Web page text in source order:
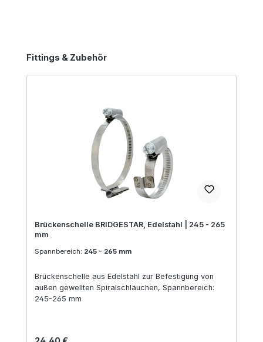
Produktgalerie überspringen
Fittings & Zubehör
Brückenschelle BRIDGESTAR, Edelstahl | 245 - 265
mm
Spannbereich: 245 - 265 mm
Brückenschelle aus Edelstahl zur Befestigung von
außen gewellten Spiralschläuchen, Spannbereich:
245-265 mm
Regulärer Preis: